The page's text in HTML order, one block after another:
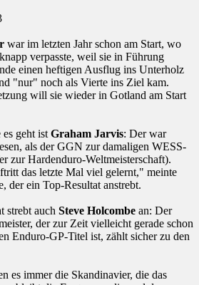
war im letzten Jahr schon am Start, wo
verpasste, weil sie in Führung
einen heftigen Ausflug ins Unterholz
"nur" noch als Vierte ins Ziel kam.
will sie wieder in Gotland am Start
geht ist Graham Jarvis: Der war
als der GGN zur damaligen WESS-
zur Hardenduro-Weltmeisterschaft).
das letzte Mal viel gelernt," meinte
der ein Top-Resultat anstrebt.
strebt auch Steve Holcombe an: Der
der zur Zeit vielleicht gerade schon
Enduro-GP-Titel ist, zählt sicher zu den
es immer die Skandinavier, die das